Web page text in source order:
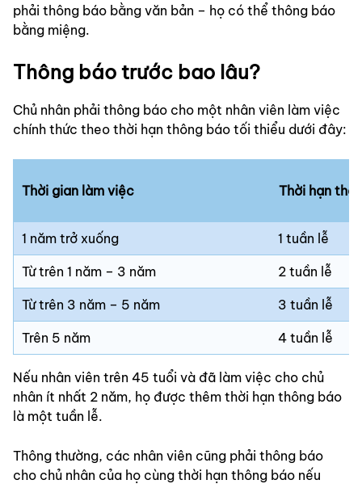
phải thông báo bằng văn bản – họ có thể thông báo
bằng miệng.
Thông báo trước bao lâu?
Chủ nhân phải thông báo cho một nhân viên làm việc
chính thức theo thời hạn thông báo tối thiểu dưới đây:
Thời gian làm việc Thời hạn
1 năm trở xuống 1 tuần lễ
Từ trên 1 năm – 3 năm 2 tuần lễ
Từ trên 3 năm – 5 năm 3 tuần lễ
Trên 5 năm 4 tuần lễ
Nếu nhân viên trên 45 tuổi và đã làm việc cho chủ
nhân ít nhất 2 năm, họ được thêm thời hạn thông báo
là một tuần lễ.
Thông thường, các nhân viên cũng phải thông báo
cho chủ nhân của họ cùng thời hạn thông báo nếu